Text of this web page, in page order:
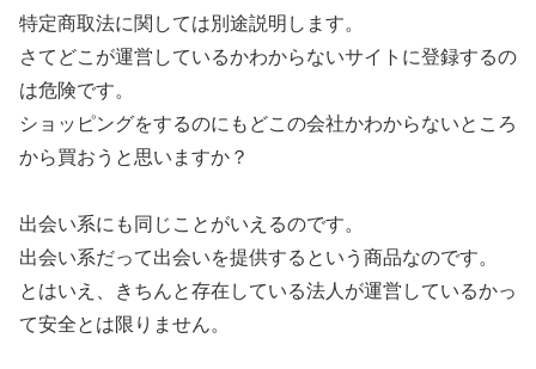
特定商取法に関しては別途説明します。
さてどこが運営しているかわからないサイトに登録するの
は危険です。
ショッピングをするのにもどこの会社かわからないところ
から買おうと思いますか？
出会い系にも同じことがいえるのです。
出会い系だって出会いを提供するという商品なのです。
とはいえ、きちんと存在している法人が運営しているかっ
て安全とは限りません。